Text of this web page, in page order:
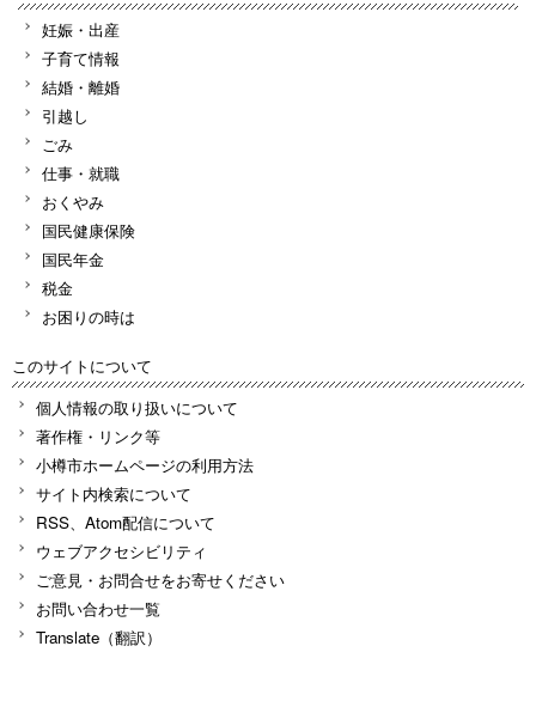
妊娠・出産
子育て情報
結婚・離婚
引越し
ごみ
仕事・就職
おくやみ
国民健康保険
国民年金
税金
お困りの時は
このサイトについて
個人情報の取り扱いについて
著作権・リンク等
小樽市ホームページの利用方法
サイト内検索について
RSS、Atom配信について
ウェブアクセシビリティ
ご意見・お問合せをお寄せください
お問い合わせ一覧
Translate（翻訳）